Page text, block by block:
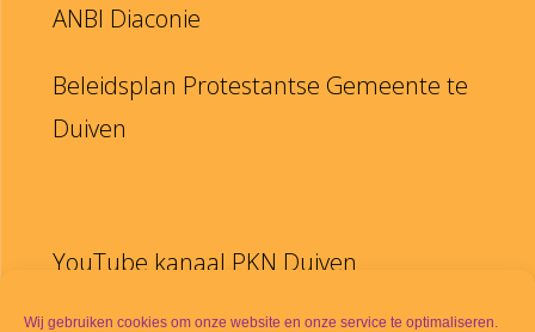
Wij gebruiken cookies om onze website en onze service te optimaliseren.
ANBI Diaconie
Beleidsplan Protestantse Gemeente te
Duiven
YouTube kanaal PKN Duiven